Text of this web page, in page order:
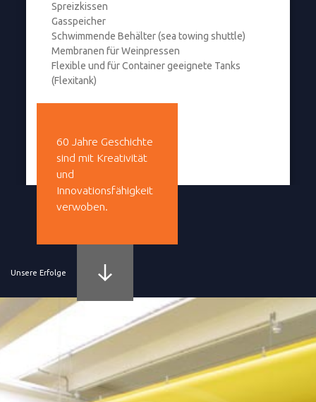
Spreizkissen
Gasspeicher
Schwimmende Behälter (sea towing shuttle)
Membranen für Weinpressen
Flexible und für Container geeignete Tanks
(Flexitank)
60 Jahre Geschichte
sind mit Kreativität
und
Innovationsfähigkeit
verwoben.
Unsere Erfolge